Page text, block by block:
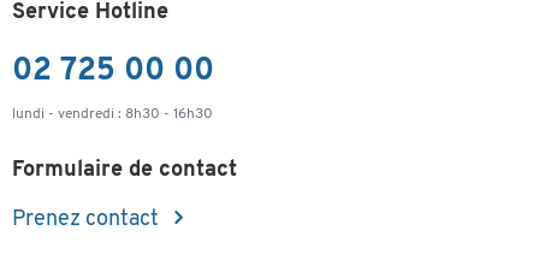
Service Hotline
02 725 00 00
lundi - vendredi : 8h30 - 16h30
Formulaire de contact
Prenez contact